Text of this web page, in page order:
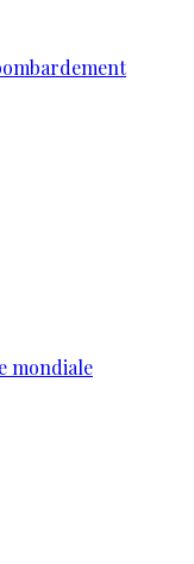
mondiale